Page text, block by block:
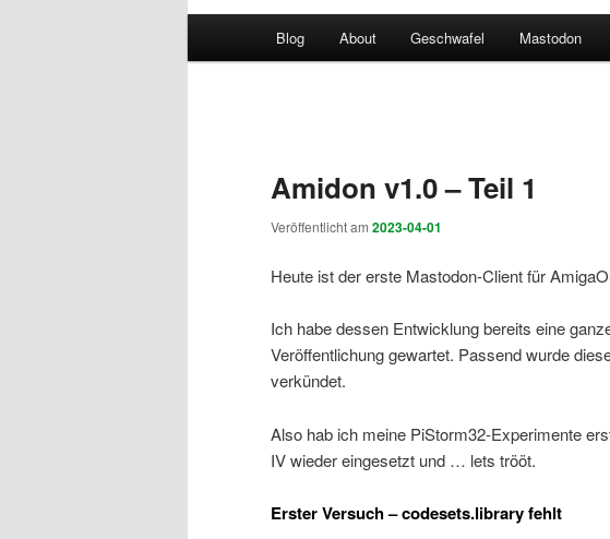
Blog About Geschwafel Mastodon
Amidon v1.0 – Teil 1
Veröffentlicht am 2023-04-01
Heute ist der erste Mastodon-Client für
Ich habe dessen Entwicklung bereits eine
Veröffentlichung gewartet. Passend wurde
verkündet.
Also hab ich meine PiStorm32-Experimente
IV wieder eingesetzt und … lets trööt.
Erster Versuch – codesets.library fehlt